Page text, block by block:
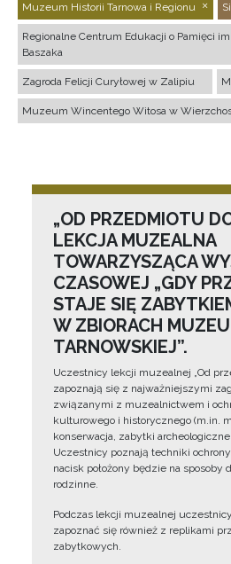
Muzeum Historii Tarnowa i Regionu
Regionalne Centrum Edukacji o Pamięci
Baszaka
Zagroda Felicji Curyłowej w Zalipiu
Muzeum Wincentego Witosa w
„OD PRZEDMIOTU
LEKCJA MUZEALNA
TOWARZYSZĄCA
CZASOWEJ „GDY
STAJE SIĘ
W ZBIORACH
TARNOWSKIEJ”.
Uczestnicy lekcji muzealnej „Od
zapoznają się z najważniejszymi
związanymi z muzealnictwem i
kulturowego i historycznego (m.in.
konserwacja, zabytki
Uczestnicy poznają techniki
nacisk położony będzie na sposoby
rodzinne.
Podczas lekcji muzealnej
zapoznać się również z replikami
zabytkowych.